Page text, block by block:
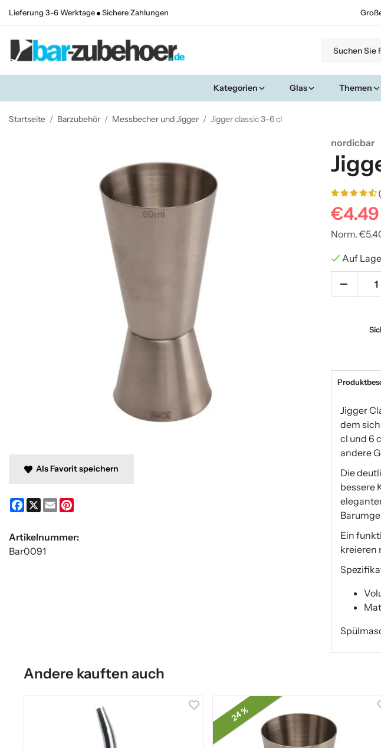
Lieferung 3-6 Werktage Sichere Zahlungen
Kategorien Glas Themen
Startseite / Barzubehör / Messbecher und Jigger / Jigger classic 3–6 cl
nordicbar
€4.49
Norm.
Auf
Jigger
dem
cl und 6
andere
Die
bessere
Ein
kreieren
Als Favorit speichern
Facebook
X Email
Artikelnummer:
Bar0091
Andere kauften auch
24 %